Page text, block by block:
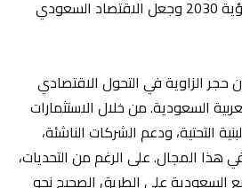
أساسية لتحقيق أهداف رؤية 2030 وجعل الاقتصاد السعودي
حجر الزاوية في التحول الاقتصادي
السعودية. من خلال الاستثمارات
التحتية، ودعم الشركات الناشئة،
هذا المجال. على الرغم من التحديات،
السعودية على الطريق الصحيح نحو